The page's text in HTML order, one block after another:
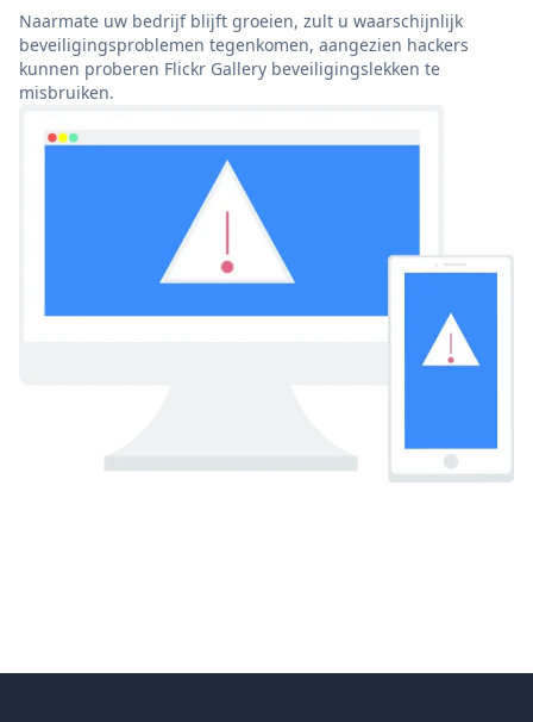
Naarmate uw bedrijf blijft groeien, zult u waarschijnlijk
beveiligingsproblemen tegenkomen, aangezien hackers
kunnen proberen Flickr Gallery beveiligingslekken te
misbruiken.